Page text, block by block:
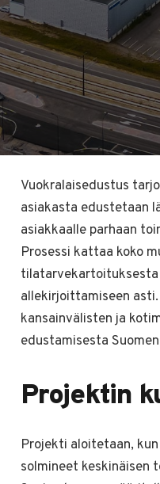
Vuokralaisedustus
asiakasta edustetaan
asiakkaalle parhaan
Prosessi kattaa koko
tilatarvekartoituksesta
allekirjoittamiseen
kansainvälisten ja
edustamisesta
Projektin
Projekti aloitetaan,
solmineet keskinäisen